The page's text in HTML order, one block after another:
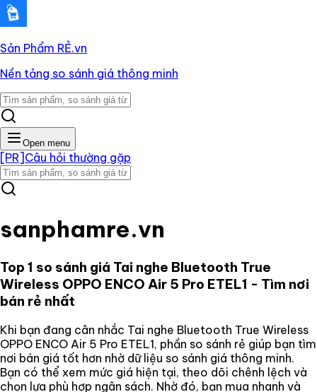
Sản Phẩm RẺ.vn
Nền tảng so sánh giá thông minh
Open menu
[PR] Câu hỏi thường gặp
sanphamre.vn
Top 1 so sánh giá Tai nghe Bluetooth True
Wireless OPPO ENCO Air 5 Pro ETEL1 - Tìm nơi
bán rẻ nhất
Khi bạn đang cân nhắc Tai nghe Bluetooth True Wireless
OPPO ENCO Air 5 Pro ETEL1, phần so sánh rẻ giúp bạn tìm
nơi bán giá tốt hơn nhờ dữ liệu so sánh giá thông minh.
Bạn có thể xem mức giá hiện tại, theo dõi chênh lệch và
chọn lựa phù hợp ngân sách. Nhờ đó, bạn mua nhanh và